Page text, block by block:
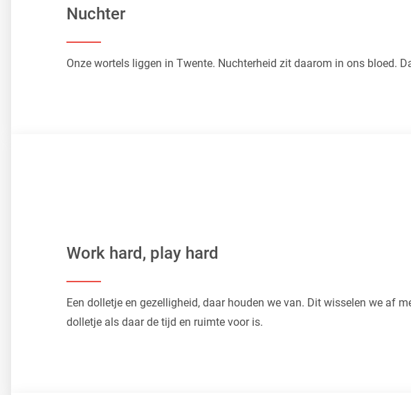
Nuchter
Onze wortels liggen in Twente. Nuchterheid zit daarom in ons bloed.
Work hard, play hard
Een dolletje en gezelligheid, daar houden we van. Dit wisselen we af
dolletje als daar de tijd en ruimte voor is.